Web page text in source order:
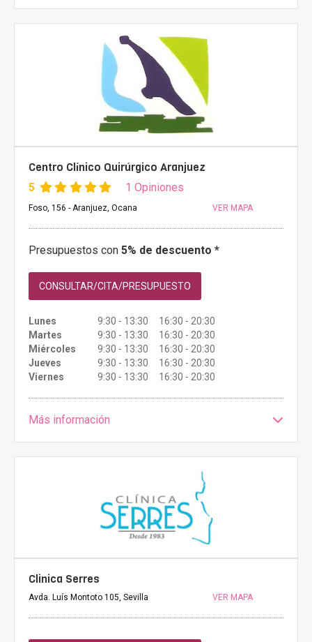
Centro Clínico Quirúrgico Aranjuez
5 1 Opiniones
Foso, 156 - Aranjuez, Ocana VER MAPA
Presupuestos con 5% de descuento *
CONSULTAR/CITA/PRESUPUESTO
Lunes
9:30 - 13:30 16:30 - 20:30
Martes
9:30 - 13:30 16:30 - 20:30
Miércoles
9:30 - 13:30 16:30 - 20:30
Jueves
9:30 - 13:30 16:30 - 20:30
Viernes
9:30 - 13:30 16:30 - 20:30
Más información
Clinica Serres
Avda. Luís Montoto 105, Sevilla VER MAPA